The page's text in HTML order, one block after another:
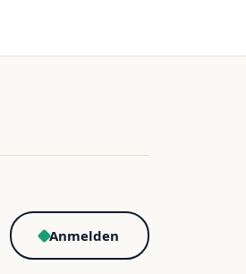
Anmelden